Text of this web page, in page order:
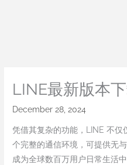
LINE最新版本
December 28, 2024
凭借其复杂的功能，LINE 不仅
个完整的通信环境，可提供无
成为全球数百万用户日常生活